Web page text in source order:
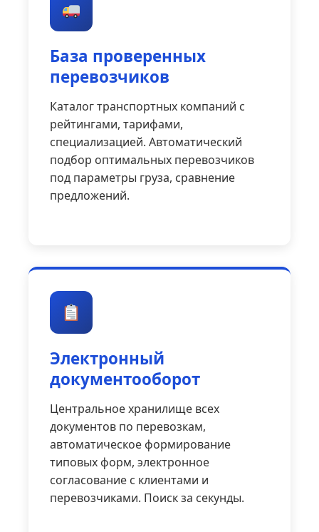
База проверенных
перевозчиков
Каталог транспортных компаний с
рейтингами, тарифами,
специализацией. Автоматический
подбор оптимальных перевозчиков
под параметры груза, сравнение
предложений.
Электронный
документооборот
Центральное хранилище всех
документов по перевозкам,
автоматическое формирование
типовых форм, электронное
согласование с клиентами и
перевозчиками. Поиск за секунды.